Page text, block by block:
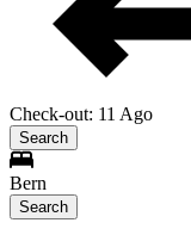
Check-out: 11 Ago
Search
Bern
Search